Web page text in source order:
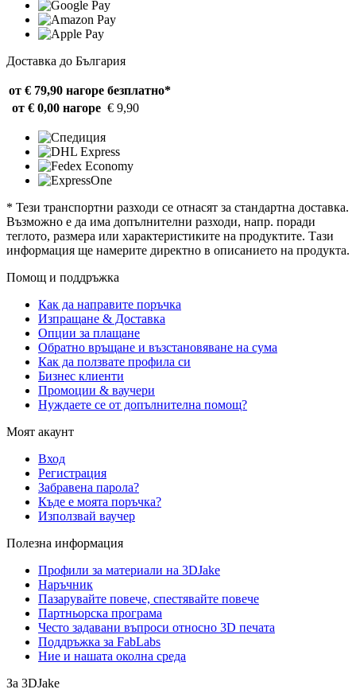
Доставка до България
от € 79,90 нагоре безплатно*
от € 0,00 нагоре € 9,90
* Тези транспортни разходи се отнасят за стандартна доставка.
Възможно е да има допълнителни разходи, напр. поради
теглото, размера или характеристиките на продуктите. Тази
информация ще намерите директно в описанието на продукта.
Помощ и поддръжка
Как да направите поръчка
Изпращане & Доставка
Опции за плащане
Обратно връщане и възстановяване на сума
Как да ползвате профила си
Бизнес клиенти
Промоции & ваучери
Нуждаете се от допълнителна помощ?
Моят акаунт
Вход
Регистрация
Забравена парола?
Къде е моята поръчка?
Използвай ваучер
Полезна информация
Профили за материали на 3DJake
Наръчник
Пазарувайте повече, спестявайте повече
Партньорска програма
Често задавани въпроси относно 3D печата
Поддръжка за FabLabs
Ние и нашата околна среда
За 3DJake